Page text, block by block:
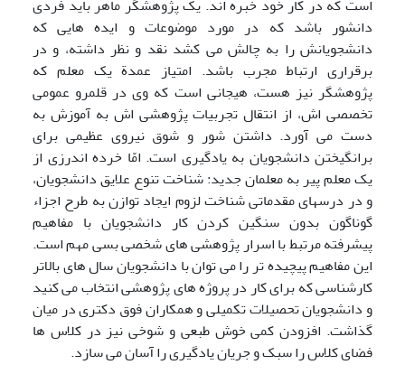
است که در کار خود خبره اند. یک پژوهشگر ماهر باید فردی
دانشور باشد که در مورد موضوعات و ایده هایی که
دانشجویانش را به چالش می کشد نقد و نظر داشته، و در
برقراری ارتباط مجرب باشد. امتیاز عمدة یک معلم که
پژوهشگر نیز هست، هیجانی است که وی در قلمرو عمومی
تخصصی اش، از انتقال تجربیات پژوهشی اش به آموزش به
دست می آورد. داشتن شور و شوق نیروی عظیمی برای
برانگیختن دانشجویان به یادگیری است. امّا خرده اندرزی از
یک معلم پیر به معلمان جدید: شناخت تنوع علایق دانشجویان،
و در درسهای مقدماتی شناخت لزوم ایجاد توازن به طرح اجزاء
گوناگون بدون سنگین کردن کار دانشجویان با مفاهیم
پیشرفته مرتبط با اسرار پژوهشی های شخصی بسی مهم است.
این مفاهیم پیچیده تر را می توان با دانشجویان سال های بالاتر
کارشناسی که برای کار در پروژه های پژوهشی انتخاب می کنید
و دانشجویان تحصیلات تکمیلی و همکاران فوق دکتری در میان
گذاشت. افزودن کمی خوش طبعی و شوخی نیز در کلاس ها
فضای کلاس را سبک و جریان یادگیری را آسان می سازد.